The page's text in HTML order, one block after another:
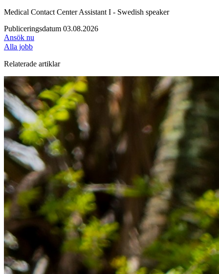
Medical Contact Center Assistant I - Swedish speaker
Publiceringsdatum 03.08.2026
Ansök nu
Alla jobb
Relaterade artiklar